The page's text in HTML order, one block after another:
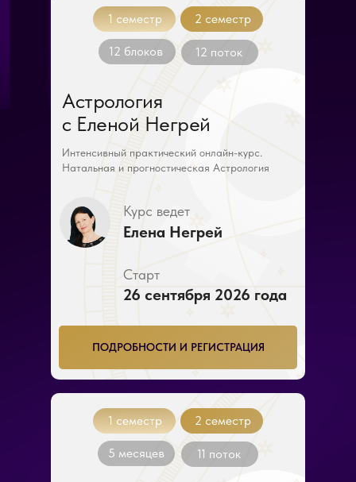
1 семестр
5 месяцев
2 семестр
11 поток
Астрология
с Еленой Негрей
Интенсивный практический онлайн-курс.
Натальная и прогностическая Астрология
Елена Негрей
26 сентября 2026 года
1 семестр
12 блоков
Курс ведет
Старт
2 семестр
12 поток
ПОДРОБНОСТИ И РЕГИСТРАЦИЯ